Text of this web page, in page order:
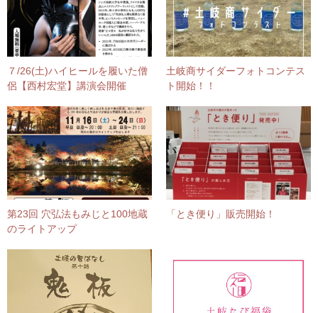
７/26(土)ハイヒールを履いた僧
侶【西村宏堂】講演会開催
土岐商サイダーフォトコンテス
ト開始！！
第23回 穴弘法もみじと100地蔵
のライトアップ
「とき便り」販売開始！